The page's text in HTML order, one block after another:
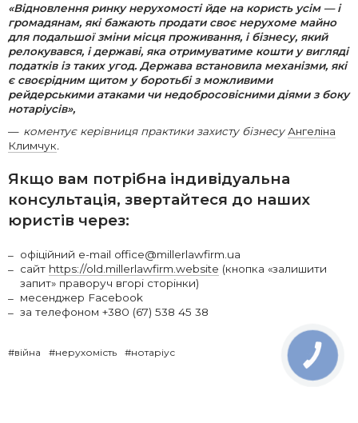
«Відновлення ринку нерухомості йде на користь усім — і
громадянам, які бажають продати своє нерухоме майно
для подальшої зміни місця проживання, і бізнесу, який
релокувався, і державі, яка отримуватиме кошти у вигляді
податків із таких угод. Держава встановила механізми, які
є своєрідним щитом у боротьбі з можливими
рейдерськими атаками чи недобросовісними діями з боку
нотаріусів»,
коментує керівниця практики захисту бізнесу Ангеліна
Климчук.
Якщо вам потрібна індивідуальна
консультація, звертайтеся до наших
юристів через:
офіційний e-mail office@millerlawfirm.ua
сайт https://old.millerlawfirm.website (кнопка «залишити
запит» праворуч вгорі сторінки)
месенджер Facebook
за телефоном +380 (67) 538 45 38
#війна #нерухомість #нотаріус
КНОПКА
ЗВ'ЯЗКУ